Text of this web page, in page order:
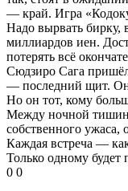
— край. Игра
Надо вырвать
миллиардов иен.
потерять всё
Сюдзиро Сага
— последний щит.
Но он тот, кому
Между ночной
собственного
Каждая встреча —
Только одному будет
0 0